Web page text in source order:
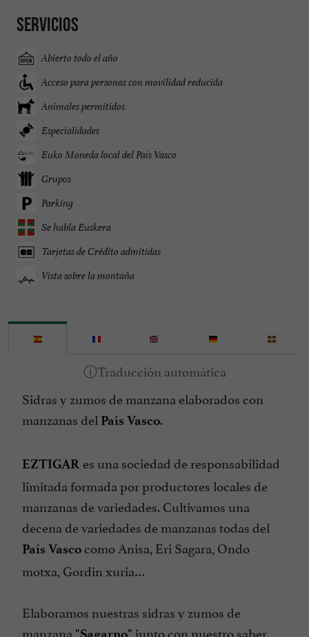
Servicios
Abierto todo el año
Acceso para personas con movilidad reducida
Animales permitidos
Especialidades
Euko Moneda local del País Vasco
Grupos
Parking
Se habla Euskera
Tarjetas de Crédito admitidas
Vista sobre la montaña
Sidras y zumos de manzana elaborados con
manzanas del País Vasco.
EZTIGAR es una sociedad de responsabilidad
limitada formada por productores locales de
manzanas de variedades. Cultivamos una
decena de variedades de manzanas todas del
País Vasco como Anisa, Eri Sagara, Ondo
motxa, Gordin xuria…
Elaboramos nuestras sidras y zumos de
manzana
junto con nuestro saber